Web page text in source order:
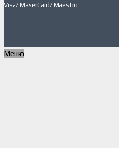
Visa/ MaserCard/ Maestro
Меню